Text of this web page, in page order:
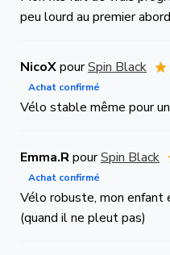
peu lourd au premier
NicoXpourSpin Black
Achat confirmé
Vélo stable même pour
Emma.RpourSpin Black
Achat confirmé
Vélo robuste, mon enfant
(quand il ne pleut pas)